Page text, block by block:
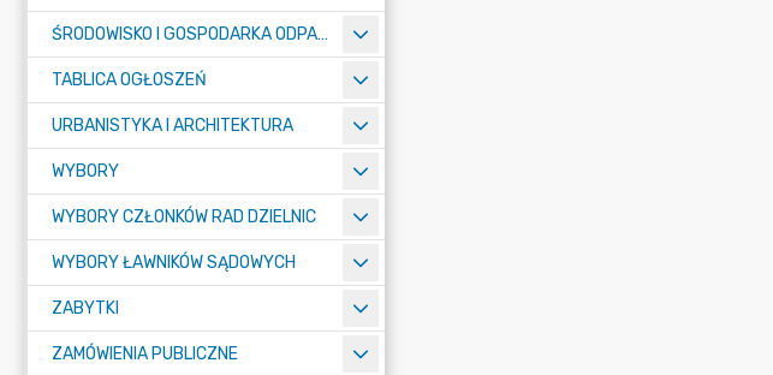
ŚRODOWISKO I GOSPODARKA ODPADAMI
TABLICA OGŁOSZEŃ
URBANISTYKA I ARCHITEKTURA
WYBORY
WYBORY CZŁONKÓW RAD DZIELNIC
WYBORY ŁAWNIKÓW SĄDOWYCH
ZABYTKI
ZAMÓWIENIA PUBLICZNE